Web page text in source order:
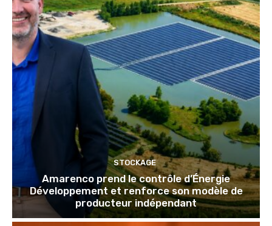
STOCKAGE
Amarenco prend le contrôle d’Énergie
Développement et renforce son modèle de
producteur indépendant